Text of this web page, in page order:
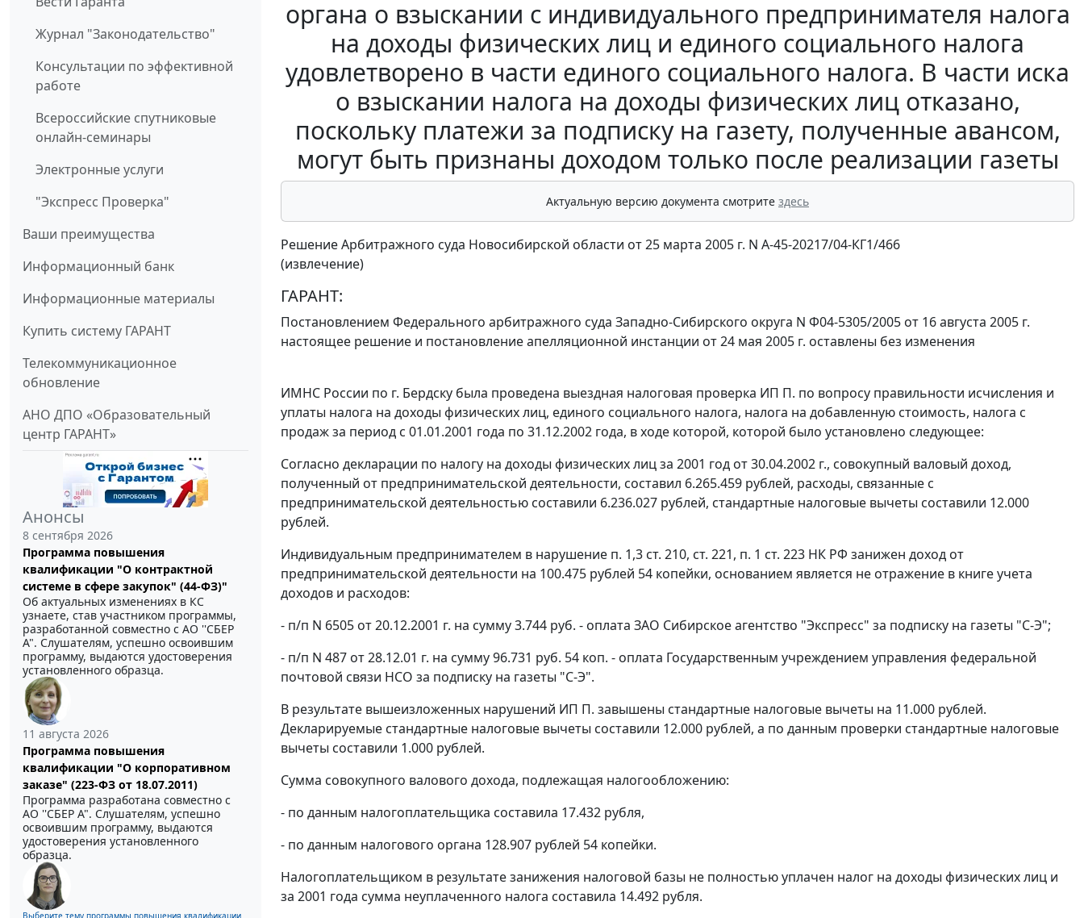
Журнал "Законодательство"
Консультации по эффективной
работе
Всероссийские спутниковые
онлайн-семинары
Электронные услуги
"Экспресс Проверка"
Ваши преимущества
Информационный банк
Информационные материалы
Купить систему ГАРАНТ
Телекоммуникационное
обновление
АНО ДПО «Образовательный
центр ГАРАНТ»
Анонсы
8 сентября 2026
Программа повышения
квалификации "О контрактной
системе в сфере закупок" (44-ФЗ)"
Об актуальных изменениях в КС
узнаете, став участником программы,
разработанной совместно с АО ''СБЕР
А". Слушателям, успешно освоившим
программу, выдаются удостоверения
установленного образца.
11 августа 2026
Программа повышения
квалификации "О корпоративном
заказе" (223-ФЗ от 18.07.2011)
Программа разработана совместно с
АО ''СБЕР А". Слушателям, успешно
освоившим программу, выдаются
удостоверения установленного
образца.
органа о взыскании с индивидуального предпринимателя налога
на доходы физических лиц и единого социального налога
удовлетворено в части единого социального налога. В части иска
о взыскании налога на доходы физических лиц отказано,
поскольку платежи за подписку на газету, полученные авансом,
могут быть признаны доходом только после реализации газеты
Актуальную версию документа смотрите здесь
Решение Арбитражного суда Новосибирской области от 25 марта 2005 г. N А-45-20217/04-КГ1/466
(извлечение)
ГАРАНТ:
Постановлением Федерального арбитражного суда Западно-Сибирского округа N Ф04-5305/2005 от 16 августа 2005 г.
настоящее решение и постановление апелляционной инстанции от 24 мая 2005 г. оставлены без изменения
ИМНС России по г. Бердску была проведена выездная налоговая проверка ИП П. по вопросу правильности исчисления и
уплаты налога на доходы физических лиц, единого социального налога, налога на добавленную стоимость, налога с
продаж за период с 01.01.2001 года по 31.12.2002 года, в ходе которой, которой было установлено следующее:
Согласно декларации по налогу на доходы физических лиц за 2001 год от 30.04.2002 г., совокупный валовый доход,
полученный от предпринимательской деятельности, составил 6.265.459 рублей, расходы, связанные с
предпринимательской деятельностью составили 6.236.027 рублей, стандартные налоговые вычеты составили 12.000
рублей.
Индивидуальным предпринимателем в нарушение п. 1,3 ст. 210, ст. 221, п. 1 ст. 223 НК РФ занижен доход от
предпринимательской деятельности на 100.475 рублей 54 копейки, основанием является не отражение в книге учета
доходов и расходов:
- п/п N 6505 от 20.12.2001 г. на сумму 3.744 руб. - оплата ЗАО Сибирское агентство "Экспресс" за подписку на газеты "С-Э";
- п/п N 487 от 28.12.01 г. на сумму 96.731 руб. 54 коп. - оплата Государственным учреждением управления федеральной
почтовой связи НСО за подписку на газеты "С-Э".
В результате вышеизложенных нарушений ИП П. завышены стандартные налоговые вычеты на 11.000 рублей.
Декларируемые стандартные налоговые вычеты составили 12.000 рублей, а по данным проверки стандартные налоговые
вычеты составили 1.000 рублей.
Сумма совокупного валового дохода, подлежащая налогообложению:
- по данным налогоплательщика составила 17.432 рубля,
- по данным налогового органа 128.907 рублей 54 копейки.
Налогоплательщиком в результате занижения налоговой базы не полностью уплачен налог на доходы физических лиц и
за 2001 года сумма неуплаченного налога составила 14.492 рубля.